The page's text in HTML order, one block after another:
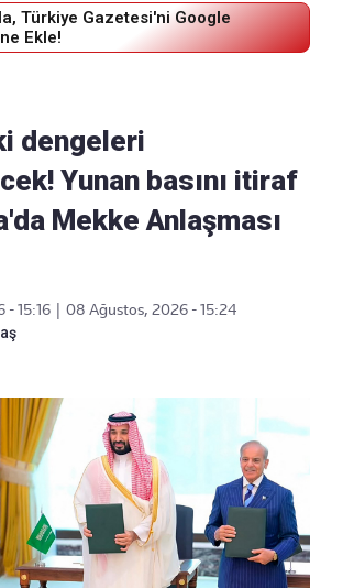
Türkiye Gazetesi'ni Google
Ekle!
dengeleri
Yunan basını itiraf
Mekke Anlaşması
- 15:16 | 08 Ağustos, 2026 - 15:24